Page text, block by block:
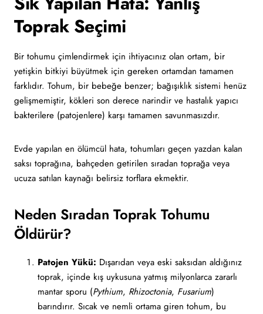
Toprak Seçimi
Bir tohumu çimlendirmek için ihtiyacınız olan ortam, bir
yetişkin bitkiyi büyütmek için gereken ortamdan tamamen
farklıdır. Tohum, bir bebeğe benzer; bağışıklık sistemi henüz
gelişmemiştir, kökleri son derece narindir ve hastalık yapıcı
bakterilere (patojenlere) karşı tamamen savunmasızdır.
Evde yapılan en ölümcül hata, tohumları geçen yazdan kalan
saksı toprağına, bahçeden getirilen sıradan toprağa veya
ucuza satılan kaynağı belirsiz torflara ekmektir.
Neden Sıradan Toprak Tohumu
Öldürür?
Patojen Yükü: Dışarıdan veya eski saksıdan aldığınız
toprak, içinde kış uykusuna yatmış milyonlarca zararlı
mantar sporu (Pythium, Rhizoctonia, Fusarium)
barındırır. Sıcak ve nemli ortama giren tohum, bu